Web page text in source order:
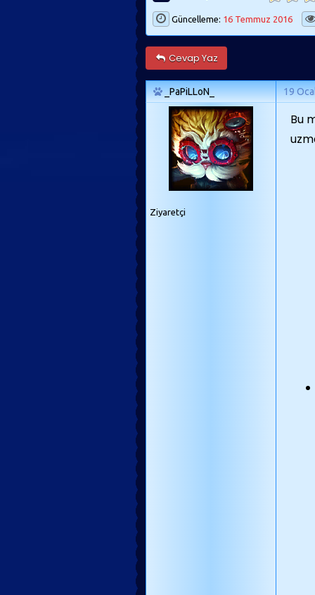
Güncelleme: 16 Temmuz 2016
Cevap Yaz
_PaPiLLoN_ 19
Ziyaretçi
Bu